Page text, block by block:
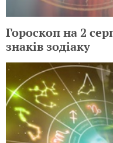
Гороскоп на 2
знаків зодіаку